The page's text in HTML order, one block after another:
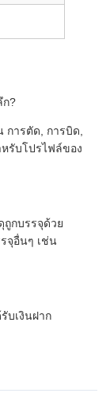
ก?
การตัด, การบิด,
หรับโปรไฟล์ของ
กบรรจุด้วย
จุอื่นๆ เช่น
บเงินฝาก